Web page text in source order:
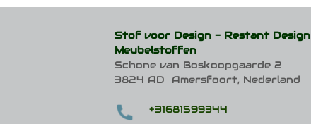
kan
gekozen
worden
op
productpagina
Stof voor Design - Restant Design
Meubelstoffen
Schone van Boskoopgaarde 2
3824 AD Amersfoort, Nederland
+31681599344